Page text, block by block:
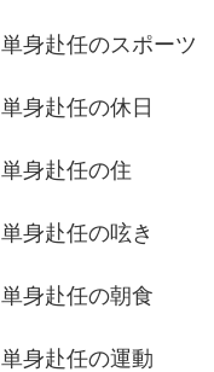
単身赴任のスポーツ
単身赴任の休日
単身赴任の住
単身赴任の呟き
単身赴任の朝食
単身赴任の運動